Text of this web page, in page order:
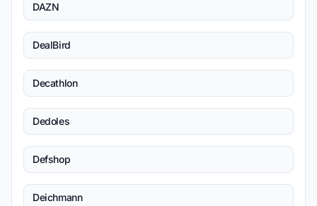
DAZN
DealBird
Decathlon
Dedoles
Defshop
Deichmann